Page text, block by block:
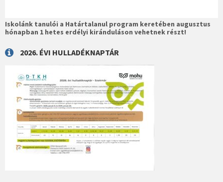
Iskolánk tanulói a Határtalanul program keretében augusztus
hónapban 1 hetes erdélyi kiránduláson vehetnek részt!
2026. ÉVI HULLADÉKNAPTÁR